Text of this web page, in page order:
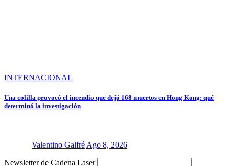
INTERNACIONAL
Una colilla provocó el incendio que dejó 168 muertos en Hong Kong: qué
determinó la investigación
Valentino Galfré Ago 8, 2026
Newsletter de Cadena Laser